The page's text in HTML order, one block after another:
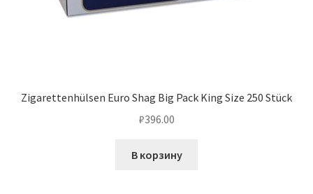
Zigarettenhülsen Euro Shag Big Pack King Size 250 Stück
₽396.00
В корзину